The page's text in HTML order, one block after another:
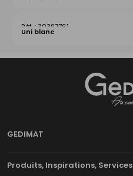
30397761
Uni blanc
GEDIMAT
Produits, Inspirations, Services